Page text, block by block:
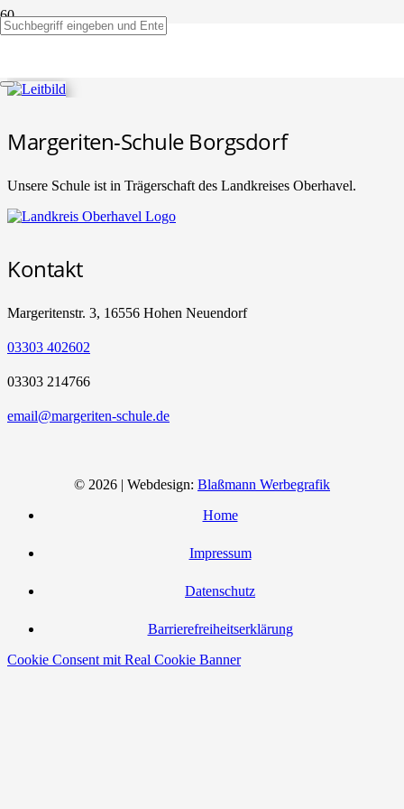
Unser Leitbild
Margeriten-Schule Borgsdorf
Unsere Schule ist in Trägerschaft des Landkreises Oberhavel.
Kontakt
Margeritenstr. 3, 16556 Hohen Neuendorf
03303 402602
03303 214766
email@margeriten-schule.de
© 2026 | Webdesign: Blaßmann Werbegrafik
Home
Impressum
Datenschutz
Barrierefreiheitserklärung
Cookie Consent mit Real Cookie Banner